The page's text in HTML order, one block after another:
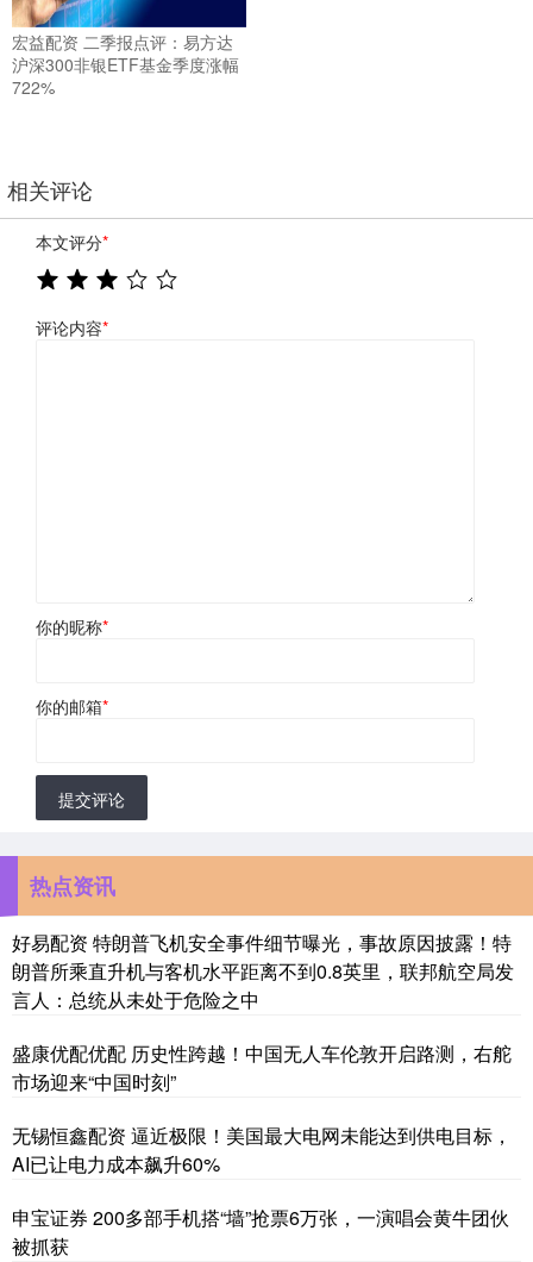
宏益配资 二季报点评：易方达
沪深300非银ETF基金季度涨幅
722%
相关评论
本文评分*
评论内容*
你的昵称*
你的邮箱*
提交评论
热点资讯
好易配资 特朗普飞机安全事件细节曝光，事故原因披露！特
朗普所乘直升机与客机水平距离不到0.8英里，联邦航空局发
言人：总统从未处于危险之中
盛康优配优配 历史性跨越！中国无人车伦敦开启路测，右舵
市场迎来“中国时刻”
无锡恒鑫配资 逼近极限！美国最大电网未能达到供电目标，
AI已让电力成本飙升60%
申宝证券 200多部手机搭“墙”抢票6万张，一演唱会黄牛团伙
被抓获